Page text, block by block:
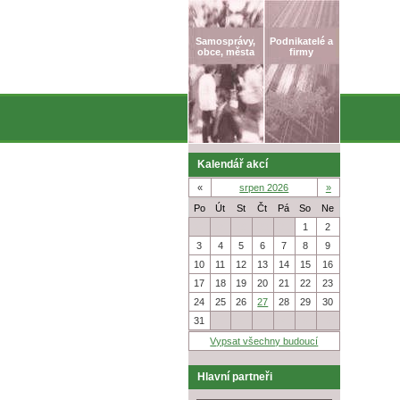
Samosprávy,
obce, města
Podnikatelé a
firmy
Kalendář akcí
« srpen 2026
»
Po
Út St Čt Pá So
Ne
1
2
3
4 5 6 7 8
9
10
11 12 13 14 15
16
17
18 19 20 21 22
23
24
25 26 27 28 29
30
31
Vypsat všechny budoucí
Hlavní partneři